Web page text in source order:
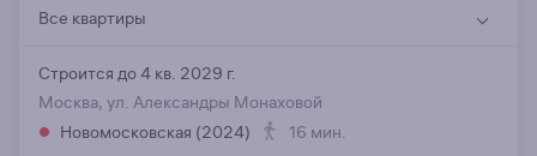
Все квартиры
Строится до 4 кв. 2029 г.
Москва, ул. Александры Монаховой
Новомосковская (2024)
16 мин.